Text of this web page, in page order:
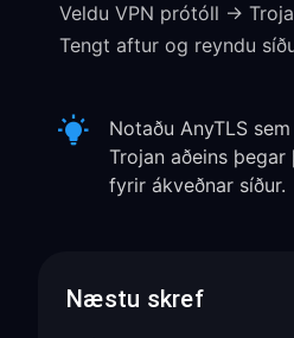
Veldu VPN prótóll →
Tengt aftur og reyndu
Notaðu AnyTLS
Trojan aðeins
fyrir ákveðnar síður.
Næstu skref